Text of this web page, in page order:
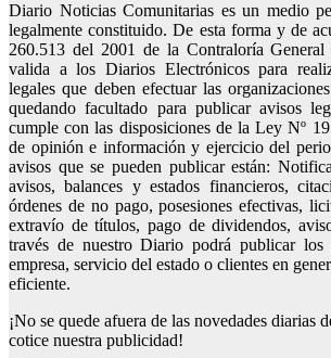
Diario Noticias Comunitarias es un medio
legalmente constituido. De esta forma y de
260.513 del 2001 de la Contraloría
valida a los Diarios Electrónicos para
legales que deben efectuar las
quedando facultado para publicar avisos
cumple con las disposiciones de la Ley Nº
de opinión e información y ejercicio del
avisos que se pueden publicar están:
avisos, balances y estados financieros,
órdenes de no pago, posesiones efectivas,
extravío de títulos, pago de dividendos,
través de nuestro Diario podrá publicar los
empresa, servicio del estado o clientes en
eficiente.
¡No se quede afuera de las novedades diarias
cotice nuestra publicidad!